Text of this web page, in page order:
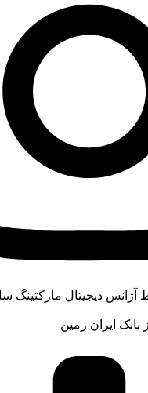
دیجیتال مارکتینگ
ایران زمین